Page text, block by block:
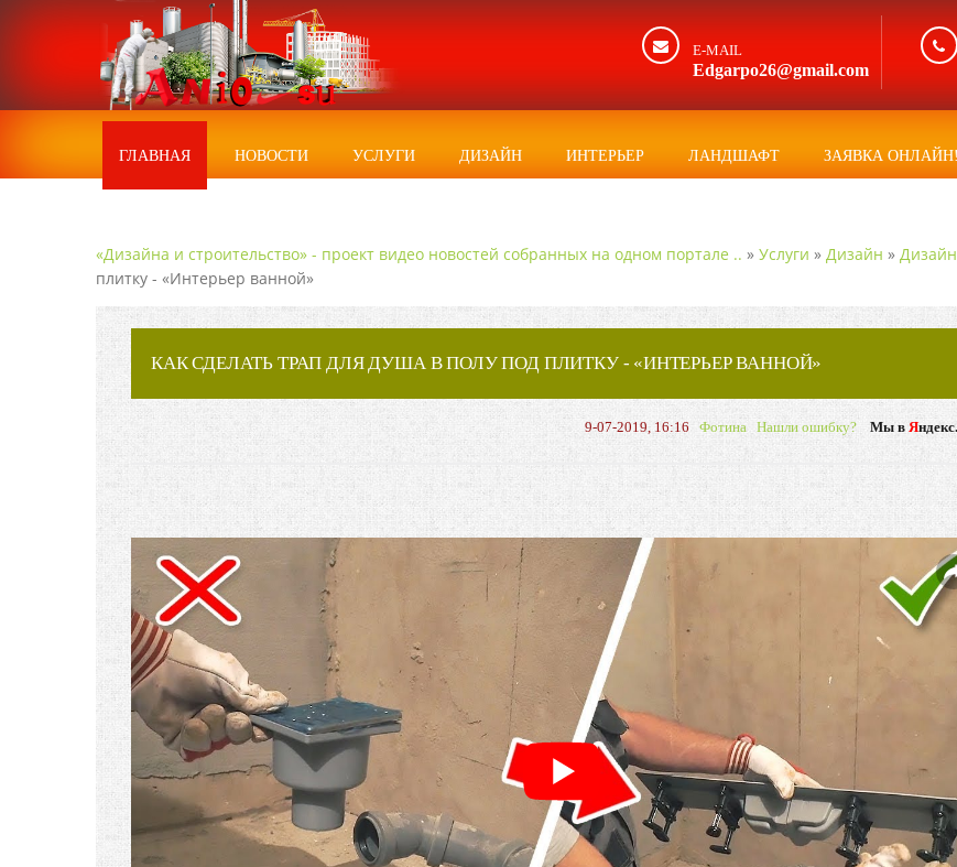
E-MAIL
Edgarpo26@gmail.com
ГЛАВНАЯ НОВОСТИ УСЛУГИ ДИЗАЙН ИНТЕРЬЕР ЛАНДШАФТ ЗАЯВКА ОНЛАЙН!
«Дизайна и строительство» - проект видео новостей собранных на одном портале .. » Услуги » Дизайн »
плитку - «Интерьер ванной»
КАК СДЕЛАТЬ ТРАП ДЛЯ ДУША В ПОЛУ ПОД ПЛИТКУ - «ИНТЕРЬЕР ВАННОЙ»
9-07-2019, 16:16Фотина Нашли ошибку? Мы вЯ